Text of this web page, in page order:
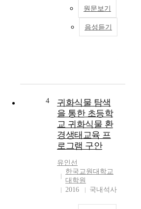
원문보기
음성듣기
4
귀화식물 탐색
을 통한 초등학
교 귀화식물 환
경생태교육 프
로그램 구안
유인선
한국교원대학교
대학원
2016
국내석사